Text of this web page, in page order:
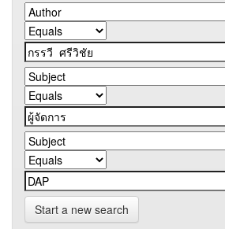
Start a new search